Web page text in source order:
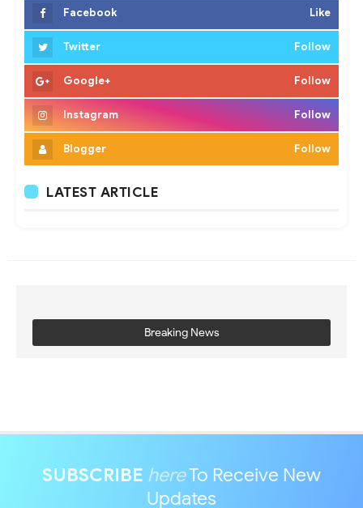
Facebook Like
Twitter Follow
Google+ Follow
Instagram Follow
Blogger Follow
LATEST ARTICLE
Breaking News
SUBSCRIBE hereTo Receive New
Updates